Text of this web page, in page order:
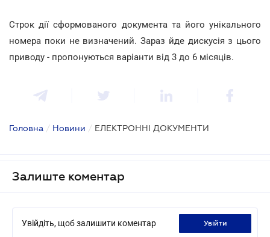
Строк дії сформованого документа та його унікального
номера поки не визначений. Зараз йде дискусія з цього
приводу - пропонуються варіанти від 3 до 6 місяців.
Головна / Новини / ЕЛЕКТРОННІ ДОКУМЕНТИ
Залиште коментар
Увійдіть, щоб залишити коментар увійти